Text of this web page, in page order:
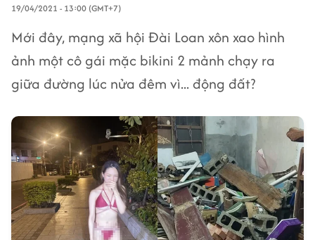
19/04/2021 - 13:00 (GMT+7)
Mới đây, mạng xã hội Đài Loan xôn xao hình
ảnh một cô gái mặc bikini 2 mảnh chạy ra
giữa đường lúc nửa đêm vì... động đất?